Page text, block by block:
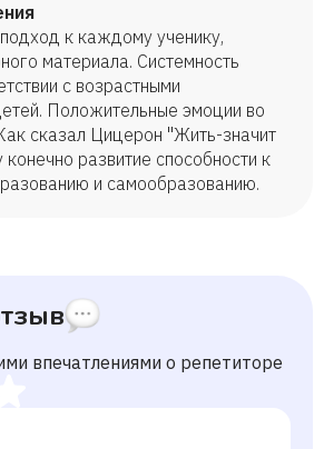
к каждому ученику,
материала. Системность
с возрастными
Положительные эмоции во
сказал Цицерон "Жить-значит
конечно развитие способности к
и самообразованию.
впечатлениями о репетиторе